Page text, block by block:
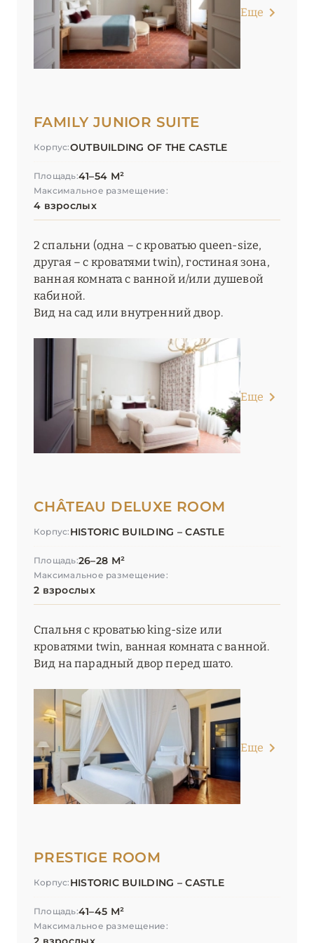
Еще
FAMILY JUNIOR SUITE
Корпус:OUTBUILDING OF THE CASTLE
Площадь:41–54 М²
Максимальное размещение:
4 взрослых
2 спальни (одна – с кроватью queen-size,
другая – с кроватями twin), гостиная зона,
ванная комната с ванной и/или душевой
кабиной.
Вид на сад или внутренний двор.
Еще
CHÂTEAU DELUXE ROOM
Корпус: HISTORIC BUILDING – CASTLE
Площадь:26–28 М²
Максимальное размещение:
2 взрослых
Спальня с кроватью king-size или
кроватями twin, ванная комната с ванной.
Вид на парадный двор перед шато.
Еще
PRESTIGE ROOM
Корпус: HISTORIC BUILDING – CASTLE
Площадь:41–45 М²
Максимальное размещение: